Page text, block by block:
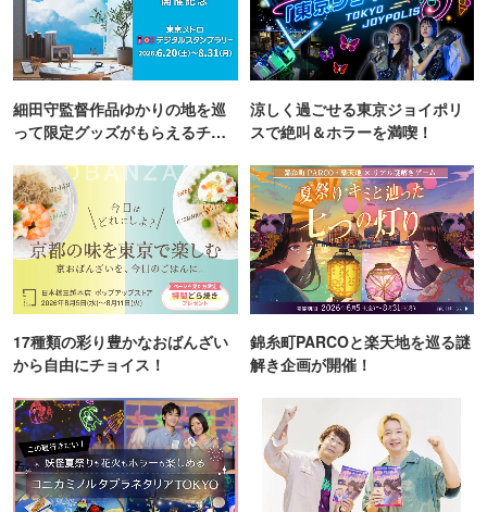
細田守監督作品ゆかりの地を巡
って限定グッズがもらえるチャ
涼しく過ごせる東京ジョイポリ
スで絶叫＆ホラーを満喫！
17種類の彩り豊かなおばんざい
から自由にチョイス！
錦糸町PARCOと楽天地を巡る謎
解き企画が開催！